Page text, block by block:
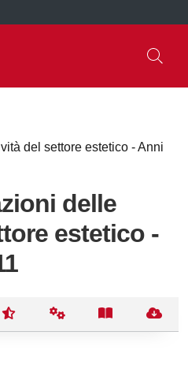
del settore estetico - Anni
delle
estetico -